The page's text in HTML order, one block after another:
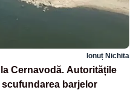
Ionuț Nichita
Cernavodă. Autoritățile
barjelor